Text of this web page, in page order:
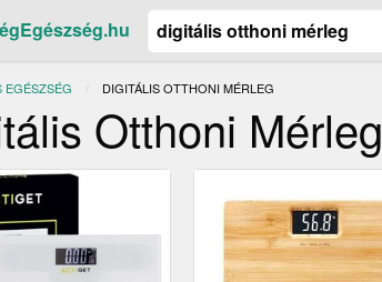
EGÉSZSÉG JELENLEGI:
DIGITÁLIS OTTHONI MÉRLEG
Otthoni Mérleg